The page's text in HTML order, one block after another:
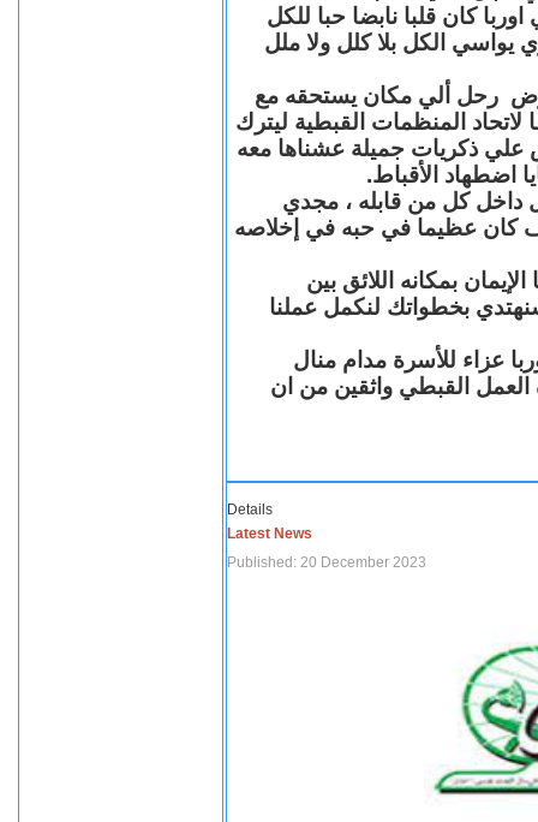
كان قلبا نابضا حبا للكل
يواسي الكل بلا كلل ولا ملل
رحل ألي مكان يستحقه مع
المنظمات القبطية ليترك
علي ذكريات جميلة عشناها معه
اضطهاد الأقباط.
داخل كل من قابله ، مجدي
عظيما في حبه في إخلاصه
بمكانه اللائق بين
بخطواتك لنكمل عملنا
عزاء للأسرة مدام منال
العمل القبطي واثقين من ان
Details
Latest News
Published: 20 December 2023